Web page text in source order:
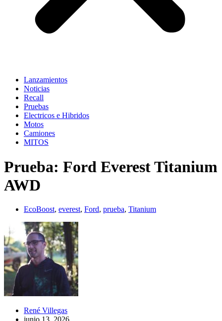
Lanzamientos
Noticias
Recall
Pruebas
Electricos e Hibridos
Motos
Camiones
MITOS
Prueba: Ford Everest Titanium
AWD
EcoBoost, everest, Ford, prueba, Titanium
René Villegas